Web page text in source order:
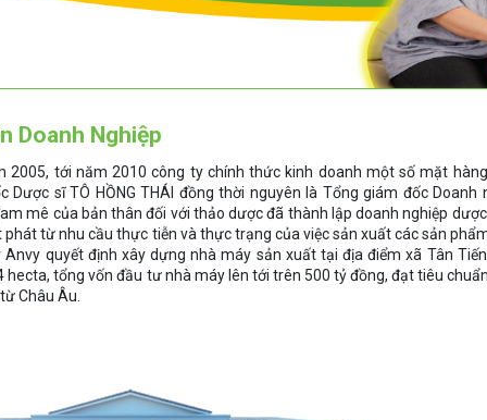
Doanh Nghiệp
2005, tới năm 2010 công ty chính thức kinh doanh một số mặt
sĩ TÔ HỒNG THÁI đồng thời nguyên là Tổng giám đốc Doanh
mê của bản thân đối với thảo dược đã thành lập doanh nghiệp
từ nhu cầu thực tiễn và thực trạng của việc sản xuất các sản
quyết định xây dựng nhà máy sản xuất tại địa điểm xã Tân
tổng vốn đầu tư nhà máy lên tới trên 500 tỷ đồng, đạt tiêu chuẩn
Châu Âu.